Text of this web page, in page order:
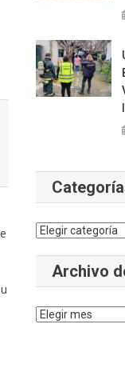
Categorías
Archivo
Archivo